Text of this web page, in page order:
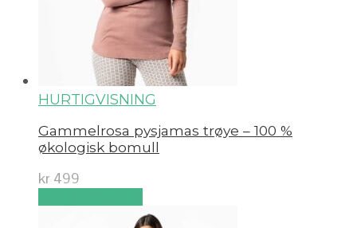
HURTIGVISNING
Gammelrosa pysjamas trøye – 100 %
økologisk bomull
kr 499